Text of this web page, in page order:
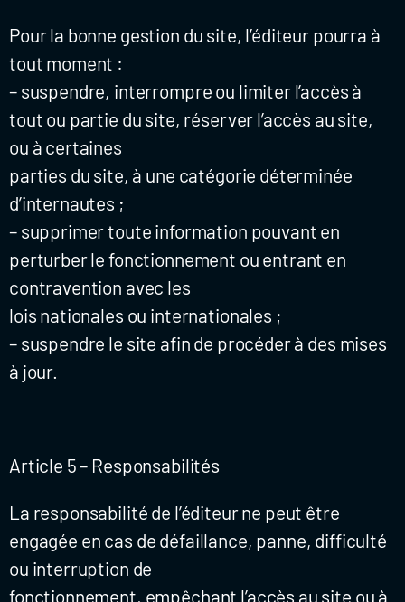
Pour la bonne gestion du site, l’éditeur pourra à
tout moment :
– suspendre, interrompre ou limiter l’accès à
tout ou partie du site, réserver l’accès au site,
ou à certaines
parties du site, à une catégorie déterminée
d’internautes ;
– supprimer toute information pouvant en
perturber le fonctionnement ou entrant en
contravention avec les
lois nationales ou internationales ;
– suspendre le site afin de procéder à des mises
à jour.
Article 5 – Responsabilités
La responsabilité de l’éditeur ne peut être
engagée en cas de défaillance, panne, difficulté
ou interruption de
fonctionnement, empêchant l’accès au site ou à